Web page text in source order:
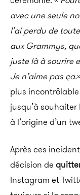
avec une seule
l’ai perdu de
aux Grammys,
juste là à sourire
Je n’aime pas ça.
plus
jusqu’à
à l’origine d’un
Après ces
décision de
Instagram et